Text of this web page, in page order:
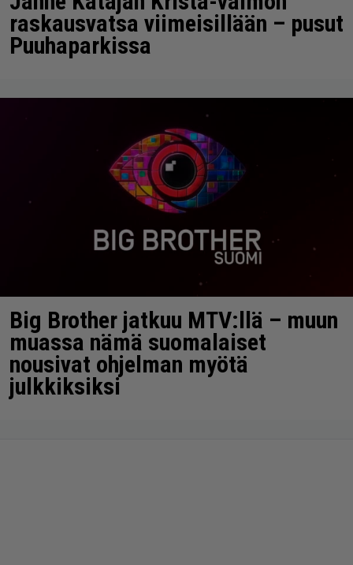
raskausvatsa viimeisillään – pusut
Puuhaparkissa
Big Brother jatkuu MTV:llä – muun
muassa nämä suomalaiset
nousivat ohjelman myötä
julkkiksiksi